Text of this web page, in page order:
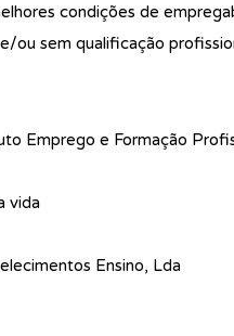
condições de
ou sem qualificação
Emprego e Formação
vida
Ensino, Lda